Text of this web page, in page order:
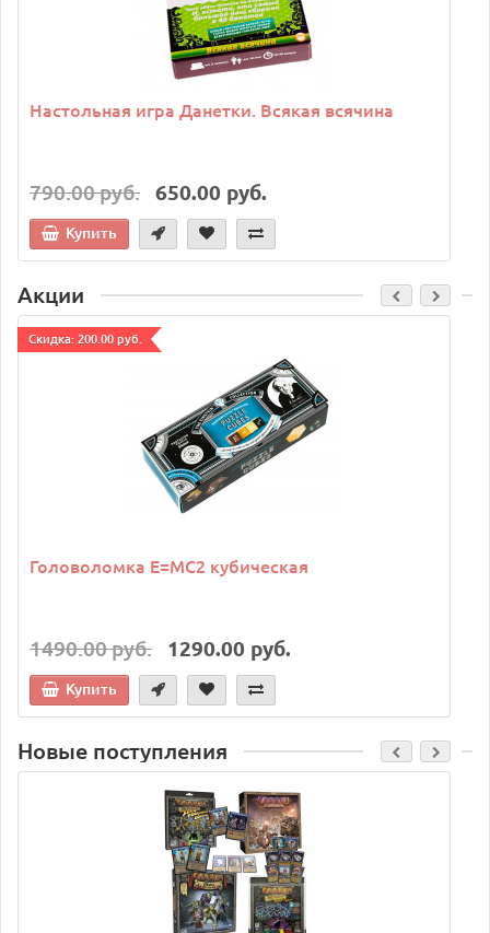
Настольная игра Данетки. Всякая всячина
790.00 руб. 650.00 руб.
Купить
Акции
Cкидка: 200.00 руб.
Головоломка E=MC2 кубическая
1490.00 руб. 1290.00 руб.
Купить
Новые поступления